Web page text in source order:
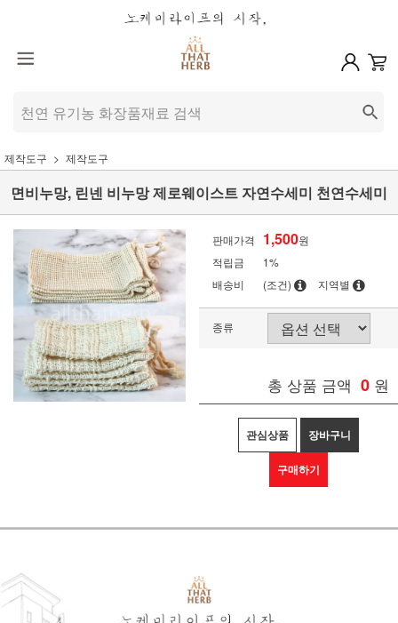
제작도구 제작도구
면비누망, 린넨 비누망 제로웨이스트 자연수세미 천연수세미
판매가격 1,500원
적립금
1%
배송비
(조건) 지역별
종류
총 상품 금액 0 원
관심상품 장바구니
구매하기